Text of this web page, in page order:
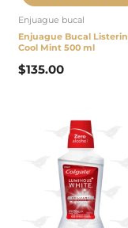
Enjuague bucal
Enjuague Bucal
Cool Mint 500 ml
$135.00